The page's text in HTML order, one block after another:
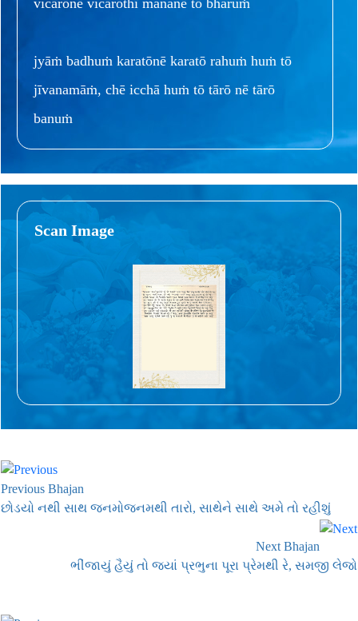
jyāṁ badhuṁ karatōnē karatō rahuṁ huṁ tō
jīvanamāṁ, chē icchā huṁ tō tārō nē tārō
banuṁ
Scan Image
Previous Bhajan
છોડયો નથી સાથ જનમોજનમથી તારો, સાથેને સાથે અમે તો રહીશું
Next Bhajan
ભીંજાયું હૈયું તો જ્યાં પ્રભુના પૂરા પ્રેમથી રે, સમજી લેજો